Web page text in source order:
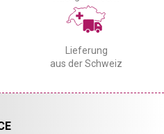
Lieferung
aus der Schweiz